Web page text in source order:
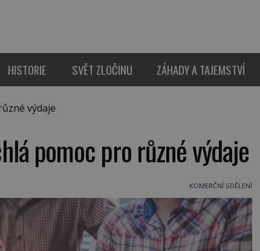
HISTORIE SVĚT ZLOČINU ZÁHADY A TAJEMSTVÍ
výdaje
pomoc pro různé výdaje
KOMERČNÍ SDĚLENÍ